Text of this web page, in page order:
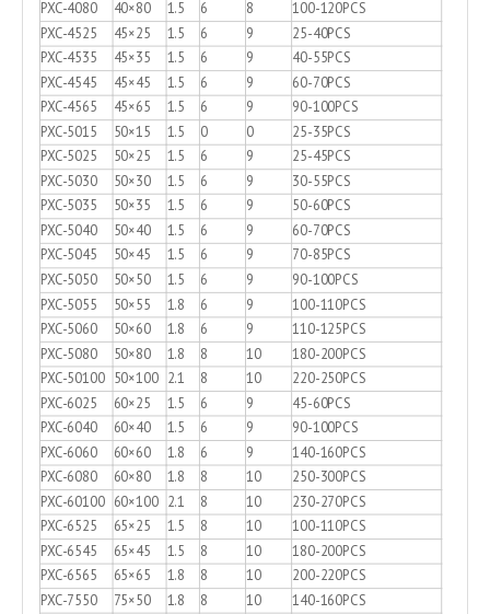
PXC-4080
40×80 1.5 6 8
100-120PCS
PXC-4525
45×25 1.5 6 9
25-40PCS
PXC-4535
45×35 1.5 6 9
40-55PCS
PXC-4545
45×45 1.5 6 9
60-70PCS
PXC-4565
45×65 1.5 6 9
90-100PCS
PXC-5015
50×15 1.5 0 0
25-35PCS
PXC-5025
50×25 1.5 6 9
25-45PCS
PXC-5030
50×30 1.5 6 9
30-55PCS
PXC-5035
50×35 1.5 6 9
50-60PCS
PXC-5040
50×40 1.5 6 9
60-70PCS
PXC-5045
50×45 1.5 6 9
70-85PCS
PXC-5050
50×50 1.5 6 9
90-100PCS
PXC-5055
50×55 1.8 6 9
100-110PCS
PXC-5060
50×60 1.8 6 9
110-125PCS
PXC-5080
50×80 1.8 8 10
180-200PCS
PXC-50100 50×100 2.1 8 10
220-250PCS
PXC-6025
60×25 1.5 6 9
45-60PCS
PXC-6040
60×40 1.5 6 9
90-100PCS
PXC-6060
60×60 1.8 6 9
140-160PCS
PXC-6080
60×80 1.8 8 10
250-300PCS
PXC-60100 60×100 2.1 8 10 230-270PCS
PXC-6525 65×25 1.5 8 10
100-110PCS
PXC-6545
65×45 1.5 8 10 180-200PCS
PXC-6565 65×65 1.8 8 10
200-220PCS
PXC-7550
75×50 1.8 8 10 140-160PCS